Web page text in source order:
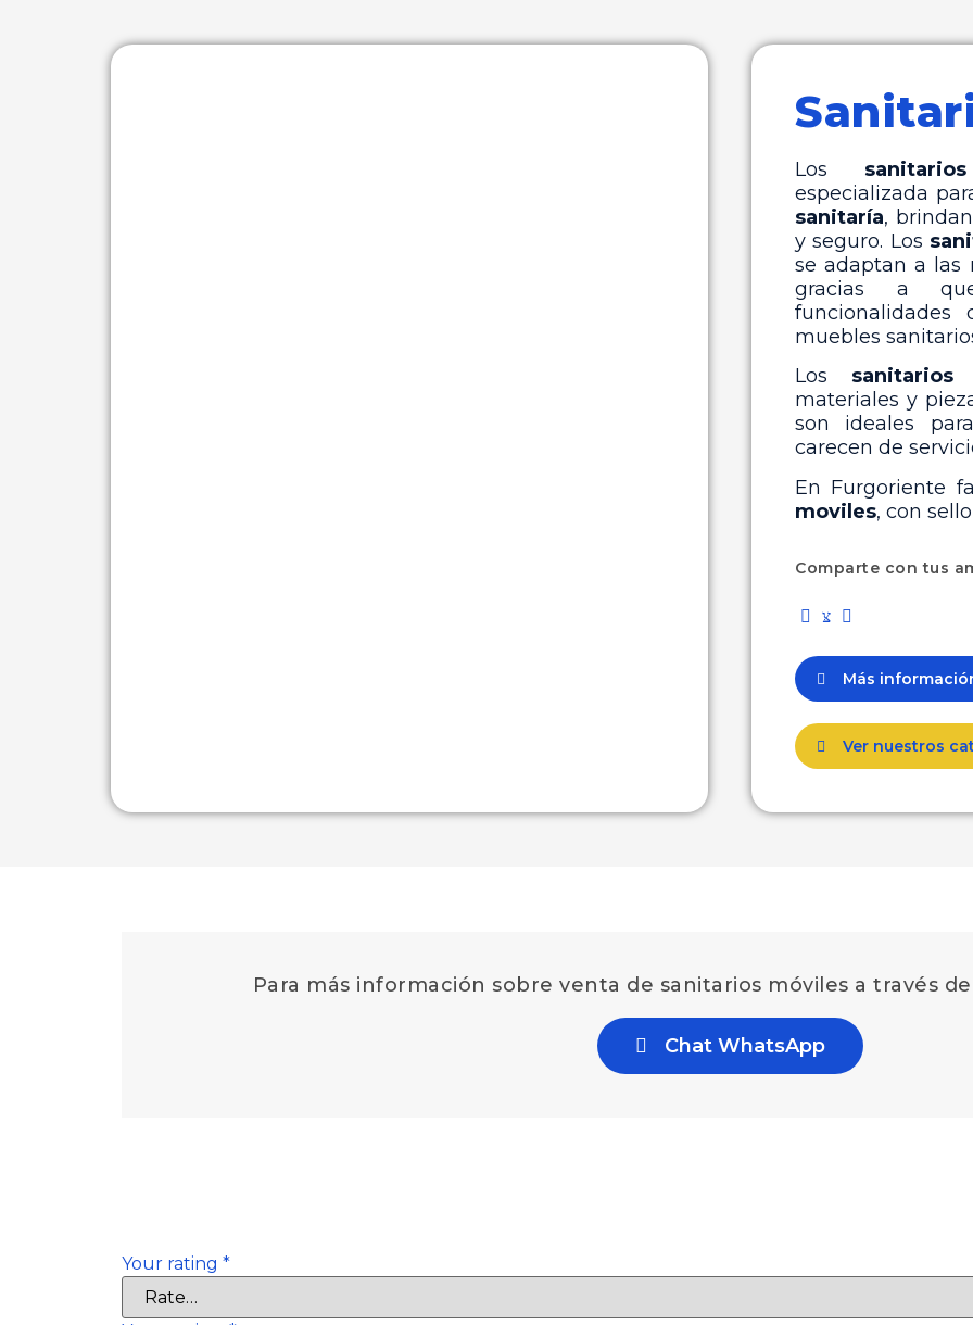
Los
especializada
sanitaría,
y seguro. Los
se adaptan a las
gracias a
muebles
Los sanitarios
materiales y
son ideales
carecen de
En Furgoriente
moviles, con
Comparte con tus
Más
Ver nuestros
Para más información sobre venta de sanitarios móviles a través
Chat WhatsApp
Your rating *